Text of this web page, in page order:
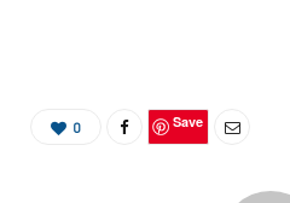
0 Save